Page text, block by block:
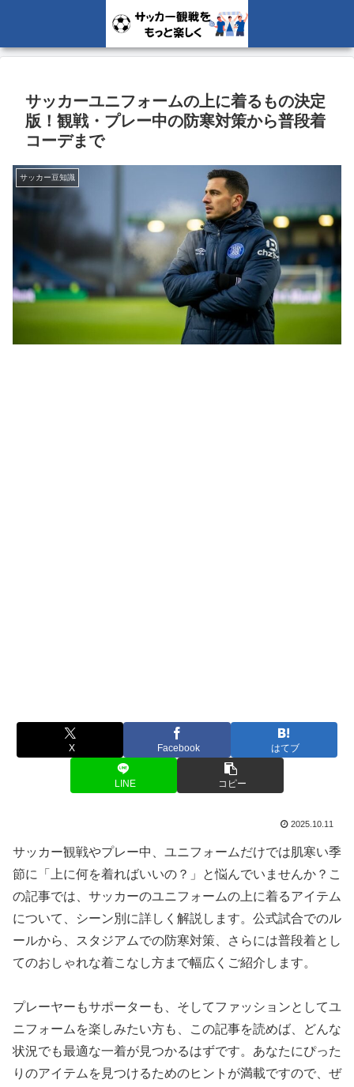
サッカーユニフォームの上に着るもの決定
版！観戦・プレー中の防寒対策から普段着
コーデまで
サッカー豆知識
X Facebook はてブ
LINE コピー
2025.10.11
サッカー観戦やプレー中、ユニフォームだけでは肌寒い季
節に「上に何を着ればいいの？」と悩んでいませんか？こ
の記事では、サッカーのユニフォームの上に着るアイテム
について、シーン別に詳しく解説します。公式試合でのル
ールから、スタジアムでの防寒対策、さらには普段着とし
てのおしゃれな着こなし方まで幅広くご紹介します。
プレーヤーもサポーターも、そしてファッションとしてユ
ニフォームを楽しみたい方も、この記事を読めば、どんな
状況でも最適な一着が見つかるはずです。あなたにぴった
りのアイテムを見つけるためのヒントが満載ですので、ぜ